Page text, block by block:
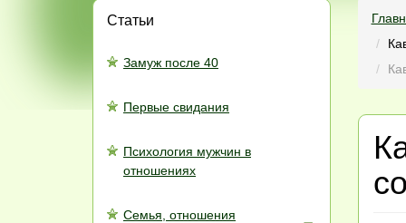
Статьи
Замуж после 40
Первые свидания
Психология мужчин в
отношениях
Семья, отношения